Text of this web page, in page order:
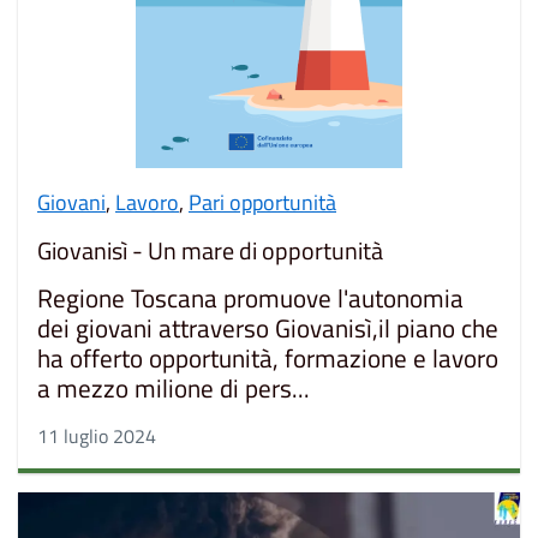
Giovani, Lavoro, Pari opportunità
Giovanisì - Un mare di opportunità
Regione Toscana promuove l'autonomia
dei giovani attraverso Giovanisì,il piano che
ha offerto opportunità, formazione e lavoro
a mezzo milione di pers...
11 luglio 2024